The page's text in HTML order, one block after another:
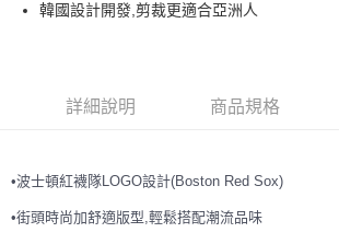
全家取貨付款<未取貨列黑名單/不支援離島取退>
全家取貨<不支援離島取退>
每筆NT$60，滿NT$499(含以上)免運費
韓國設計開發,剪裁更適合亞洲人
詳細說明 商品規格
•波士頓紅襪隊LOGO設計(Boston Red Sox)
•街頭時尚加舒適版型,輕鬆搭配潮流品味